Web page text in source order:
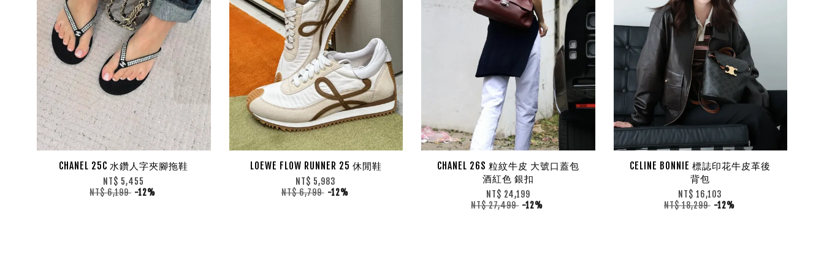
CHANEL 25C 水鑽人字夾腳拖鞋
NT$ 5,455
NT$ 6,199 -12%
LOEWE FLOW RUNNER 25 休閒鞋
NT$ 5,983
NT$ 6,799 -12%
CHANEL 26S 粒紋牛皮 大號口蓋包
酒紅色 銀扣
NT$ 24,199
NT$ 27,499 -12%
CELINE BONNIE 標誌印花牛皮革後
背包
NT$ 16,103
NT$ 18,299 -12%